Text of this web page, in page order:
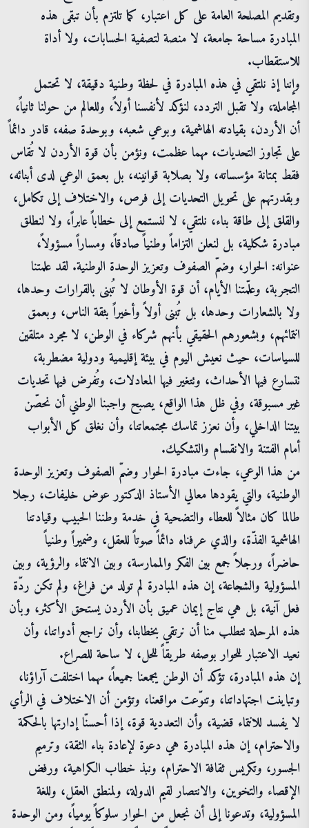
وتقديم المصلحة العامة على كل اعتبار، كما تلتزم بأن تبقى هذه
المبادرة مساحة جامعة، لا منصة لتصفية الحسابات، ولا أداة
للاستقطاب.
وإننا إذ نلتقي في هذه المبادرة في لحظة وطنية دقيقة، لا تحتمل
المجاملة، ولا تقبل التردد، لنؤكد لأنفسنا أولاً، وللعالم من حولنا ثانياً،
أن الأردن، بقيادته الهاشمية، وبوعي شعبه، وبوحدة صفه، قادر دائماً
على تجاوز التحديات، مهما عظمت، ونؤمن بأن قوة الأردن لا تُقاس
فقط بمتانة مؤسساته، ولا بصلابة قوانينه، بل بعمق الوعي لدى أبنائه،
وبقدرتهم على تحويل التحديات إلى فرص، والاختلاف إلى تكامل،
والقلق إلى طاقة بناء، نلتقي، لا لنستمع إلى خطاباً عابراً، ولا لنطلق
مبادرة شكلية، بل لنعلن التزاماً وطنياً صادقاً، ومساراً مسؤولاً،
عنوانه: الحوار، وضمّ الصفوف وتعزيز الوحدة الوطنية. لقد علمتنا
التجربة، وعلّمتنا الأيام، أن قوة الأوطان لا تُبنى بالقرارات وحدها،
ولا بالشعارات وحدها، بل تُبنى أولاً وأخيراً بثقة الناس، وبعمق
انتمائهم، وبشعورهم الحقيقي بأنهم شركاء في الوطن، لا مجرد متلقين
للسياسات، حيث نعيش اليوم في بيئة إقليمية ودولية مضطربة،
تتسارع فيها الأحداث، وتتغير فيها المعادلات، وتُفرض فيها تحديات
غير مسبوقة، وفي ظل هذا الواقع، يصبح واجبنا الوطني أن نحصّن
بيتنا الداخلي، وأن نعزز تماسك مجتمعاتنا، وأن نغلق كل الأبواب
أمام الفتنة والانقسام والتشكيك.
من هذا الوعي، جاءت مبادرة الحوار وضمّ الصفوف وتعزيز الوحدة
الوطنية، والتي يقودها معالي الأستاذ الدكتور عوض خليفات، رجلا
طالما كان مثالاً للعطاء والتضحية في خدمة وطننا الحبيب وقيادتنا
الهاشمية الفذّة، والذي عرفناه دائماً صوتاً للعقل، وضميراً وطنياً
حاضراً، ورجلاً جمع بين الفكر والممارسة، وبين الانتماء والرؤية، وبين
المسؤولية والشجاعة، إن هذه المبادرة لم تولد من فراغ، ولم تكن ردّة
فعل آنية، بل هي نتاج إيمان عميق بأن الأردن يستحق الأكثر، وبأن
هذه المرحلة تتطلب منا أن نرتقي بخطابنا، وأن نراجع أدواتنا، وأن
نعيد الاعتبار للحوار بوصفه طريقاً للحل، لا ساحة للصراع.
إن هذه المبادرة، تؤكد أن الوطن يجمعنا جميعاً، مهما اختلفت آراؤنا،
وتباينت اجتهاداتنا، وتنوّعت مواقعنا، وتؤمن أن الاختلاف في الرأي
لا يفسد للانتماء قضية، وأن التعددية قوة، إذا أحسنّا إدارتها بالحكمة
والاحترام، إن هذه المبادرة هي دعوة لإعادة بناء الثقة، وترميم
الجسور، وتكريس ثقافة الاحترام، ونبذ خطاب الكراهية، ورفض
الإقصاء والتخوين، والانتصار لقيم الدولة، ولمنطق العقل، وللغة
المسؤولية، وتدعونا إلى أن نجعل من الحوار سلوكاً يومياً، ومن الوحدة